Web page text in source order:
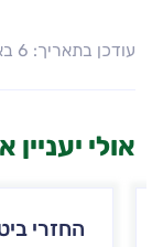
עודכן בתאריך: 6 באוגוסט 2024
אולי
החזרי